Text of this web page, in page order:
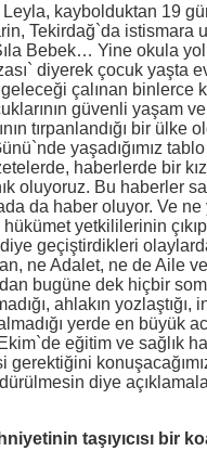
Leyla, kaybolduktan 19
Tekirdağ`da istismara
Bebek… Yine okula
diyerek çocuk yaşta
çalınan binlerce
güvenli yaşam
tırpanlandığı bir ülke
yaşadığımız
haberlerde bir
oluyoruz. Bu haberler
da haber oluyor. Ve ne
yetkililerinin
geçiştirdikleri
ne Adalet, ne de Aile
bugüne dek hiçbir
ahlakın yozlaştığı,
yerde en büyük
eğitim ve sağlık
gerektiğini
diye
taşıyıcısı bir